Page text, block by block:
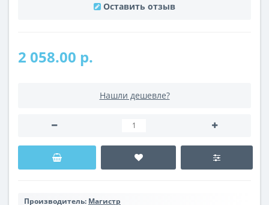
Оставить отзыв
2 058.00 р.
Нашли дешевле?
Производитель: Магистр